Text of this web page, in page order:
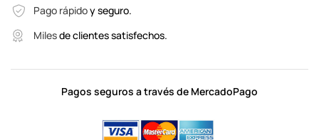
Pago rápidoy seguro.
Milesde clientes satisfechos.
Pagos seguros a través de MercadoPago